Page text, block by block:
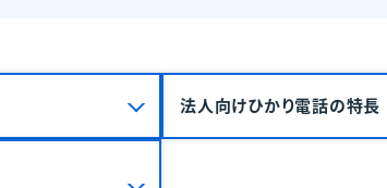
法人向けひかり電話の特長